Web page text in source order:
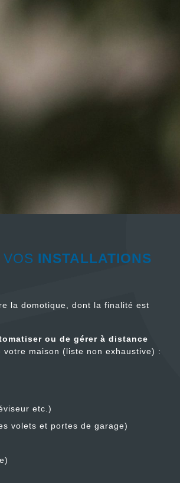
VOS INSTALLATIONS
la domotique, dont la finalité est
ou de gérer à distance
maison (liste non exhaustive) :
etc.)
volets et portes de garage)